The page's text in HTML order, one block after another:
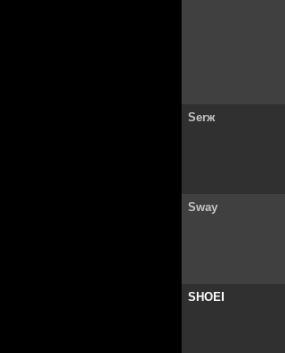
Serж
Sway
SHOEI